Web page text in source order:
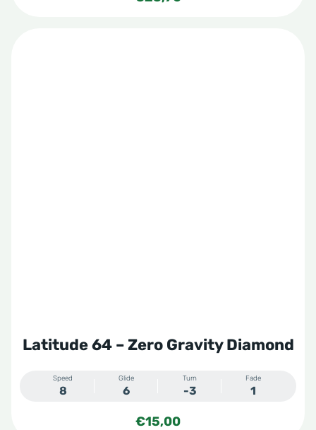
Latitude 64 – Zero Gravity Diamond
Speed
8
Glide
6
Turn
-3
Fade
1
€15,00